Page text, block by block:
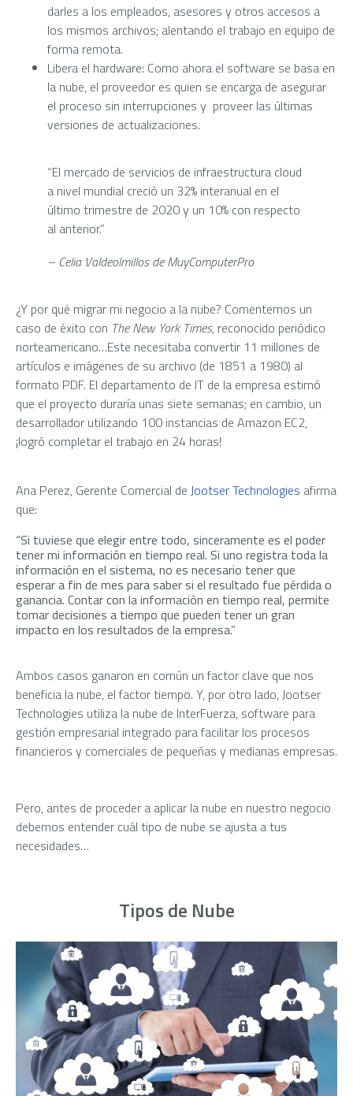
darles a los empleados, asesores y otros accesos a
los mismos archivos; alentando el trabajo en equipo de
forma remota.
Libera el hardware: Como ahora el software se basa en
la nube, el proveedor es quien se encarga de asegurar
el proceso sin interrupciones y proveer las últimas
versiones de actualizaciones.
“El mercado de servicios de infraestructura cloud
a nivel mundial creció un 32% interanual en el
último trimestre de 2020 y un 10% con respecto
al anterior.”
– Celia Valdeolmillos de MuyComputerPro
¿Y por qué migrar mi negocio a la nube? Comentemos un
caso de éxito con The New York Times, reconocido periódico
norteamericano…Este necesitaba convertir 11 millones de
artículos e imágenes de su archivo (de 1851 a 1980) al
formato PDF. El departamento de IT de la empresa estimó
que el proyecto duraría unas siete semanas; en cambio, un
desarrollador utilizando 100 instancias de Amazon EC2,
¡logró completar el trabajo en 24 horas!
Ana Perez, Gerente Comercial de JootserTechnologies afirma
que:
“Si tuviese que elegir entre todo, sinceramente es el poder
tener mi información en tiempo real. Si uno registra toda la
información en el sistema, no es necesario tener que
esperar a fin de mes para saber si el resultado fue pérdida o
ganancia. Contar con la información en tiempo real, permite
tomar decisiones a tiempo que pueden tener un gran
impacto en los resultados de la empresa.”
Ambos casos ganaron en común un factor clave que nos
beneficia la nube, el factor tiempo. Y, por otro lado, Jootser
Technologies utiliza la nube de InterFuerza, software para
gestión empresarial integrado para facilitar los procesos
financieros y comerciales de pequeñas y medianas empresas.
Pero, antes de proceder a aplicar la nube en nuestro negocio
debemos entender cuál tipo de nube se ajusta a tus
necesidades…
Tipos de Nube